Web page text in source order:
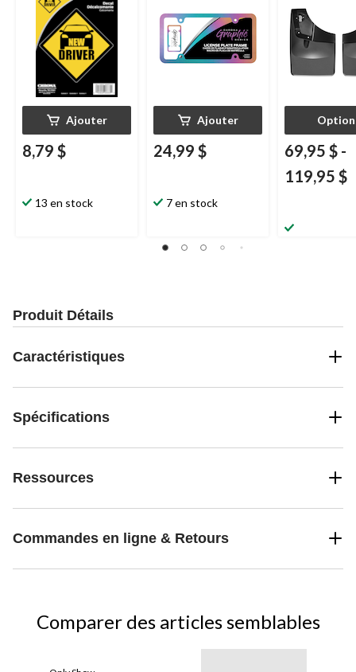
Ajouter
8,79 $
13 en stock
Ajouter
24,99 $
7 en stock
69,95 $ -
119,95 $
Produit Détails
Caractéristiques
Spécifications
Ressources
Commandes en ligne & Retours
Comparer des articles semblables